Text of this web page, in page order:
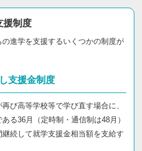
援制度
進学を支援するいくつかの制度が
支援金制度
び高等学校等で学び直す場合に、
る36月（定時制・通信制は48月）
続して就学支援金相当額を支給す